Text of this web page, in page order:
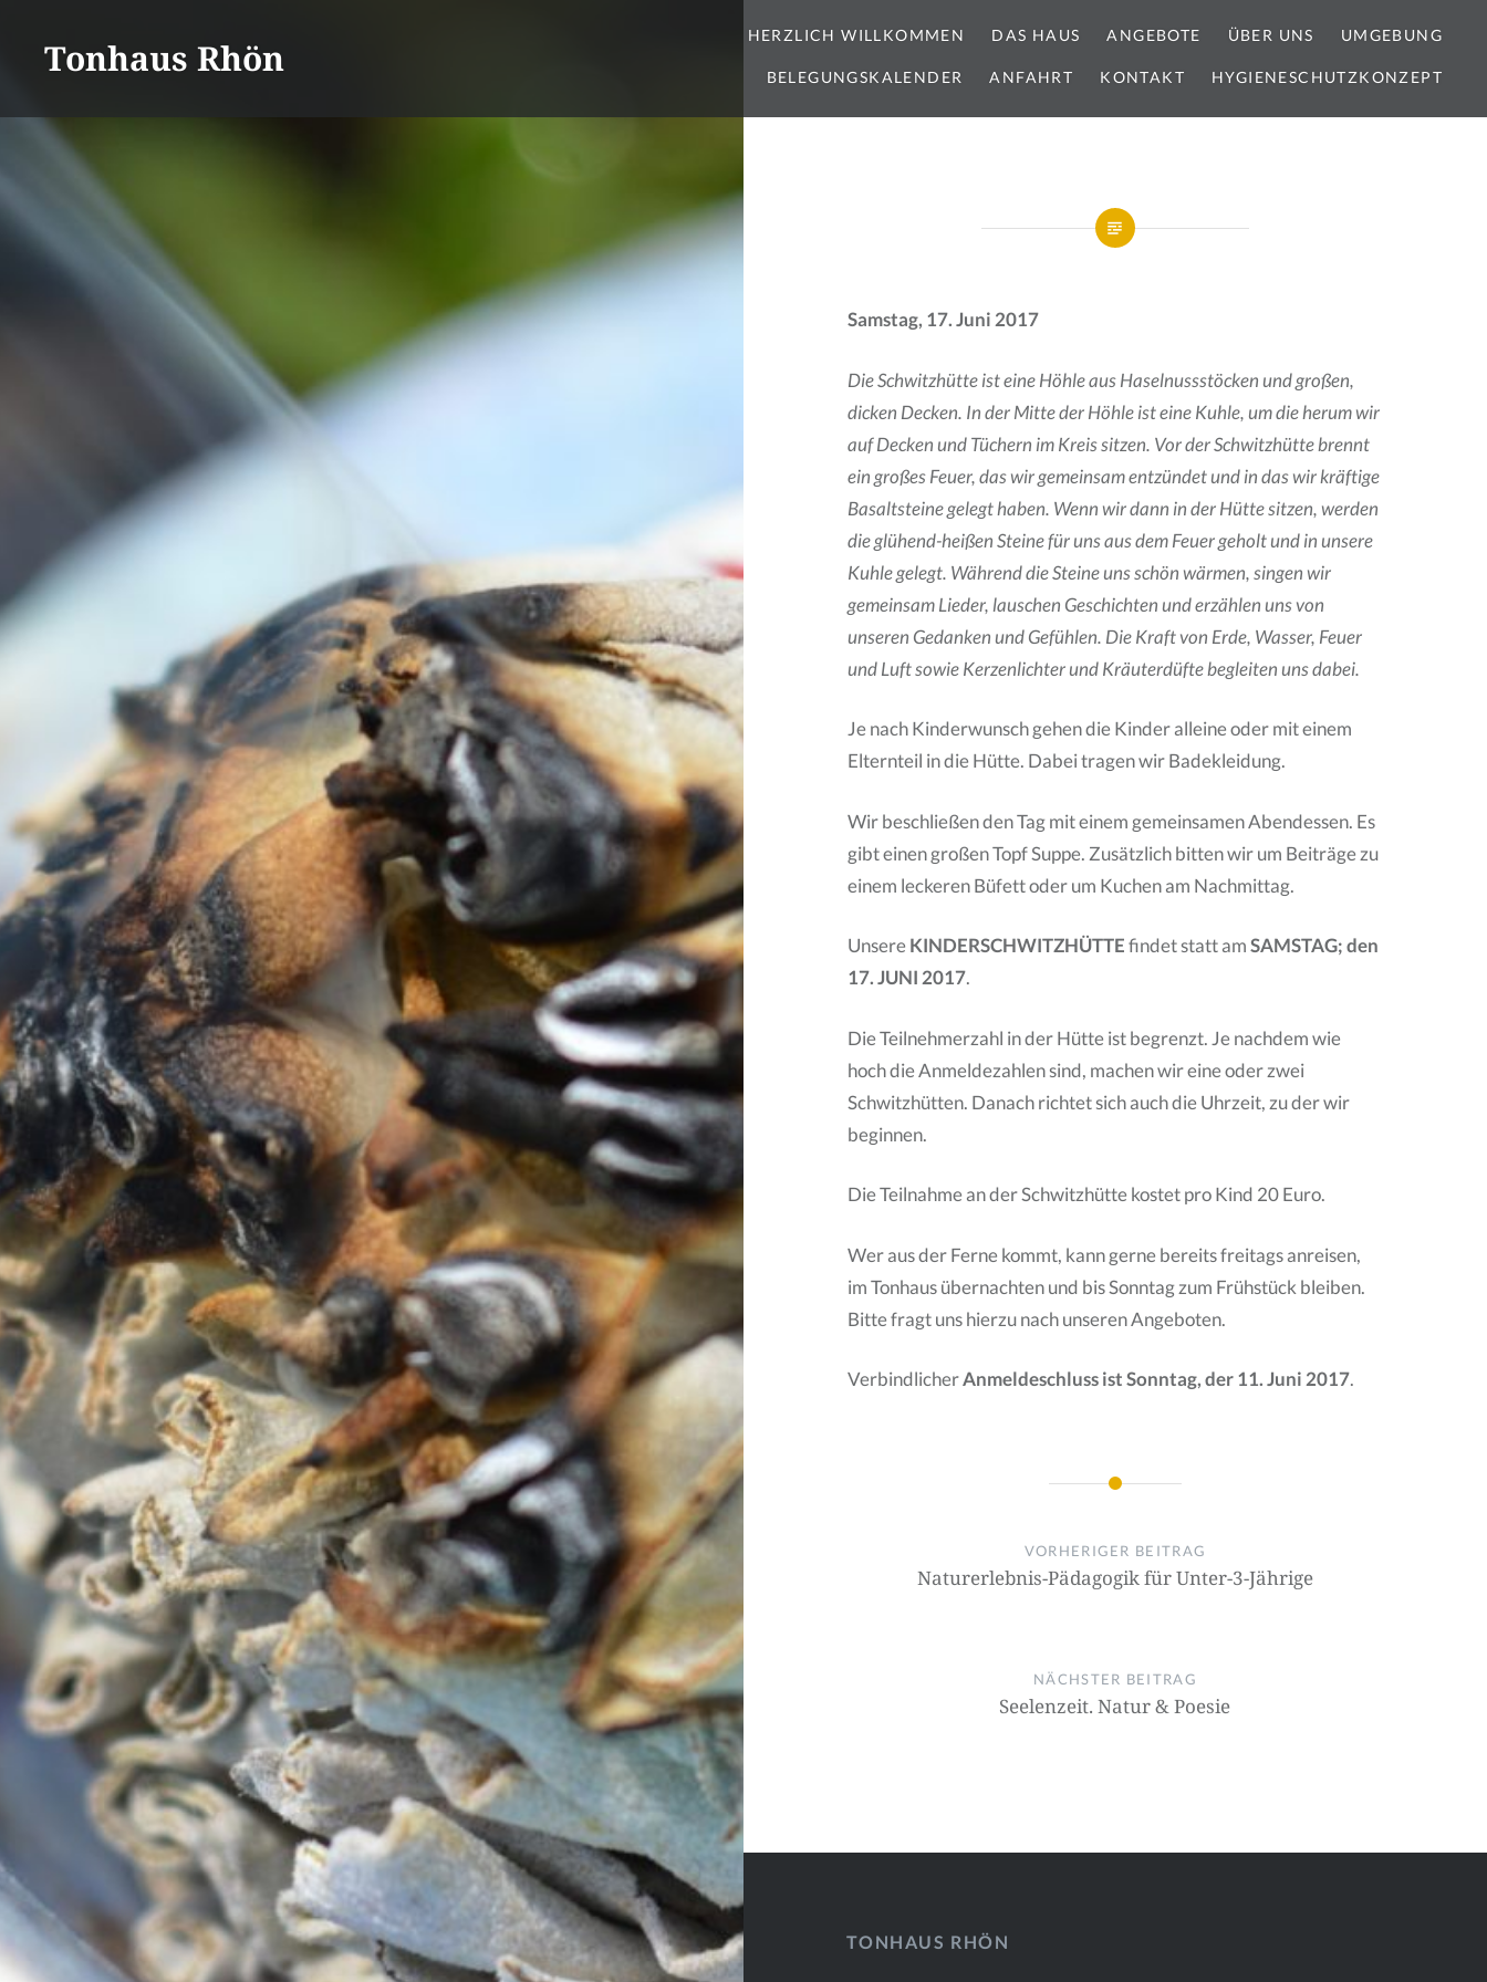
Tonhaus Rhön
HERZLICH WILLKOMMEN DAS HAUS ANGEBOTE ÜBER UNS UMGEBUNG
BELEGUNGSKALENDER ANFAHRT KONTAKT HYGIENESCHUTZKONZEPT
Samstag, 17. Juni 2017
Die Schwitzhütte ist eine Höhle aus Haselnussstöcken und großen,
dicken Decken. In der Mitte der Höhle ist eine Kuhle, um die herum wir
auf Decken und Tüchern im Kreis sitzen. Vor der Schwitzhütte brennt
ein großes Feuer, das wir gemeinsam entzündet und in das wir kräftige
Basaltsteine gelegt haben. Wenn wir dann in der Hütte sitzen, werden
die glühend-heißen Steine für uns aus dem Feuer geholt und in unsere
Kuhle gelegt. Während die Steine uns schön wärmen, singen wir
gemeinsam Lieder, lauschen Geschichten und erzählen uns von
unseren Gedanken und Gefühlen. Die Kraft von Erde, Wasser, Feuer
und Luft sowie Kerzenlichter und Kräuterdüfte begleiten uns dabei.
Je nach Kinderwunsch gehen die Kinder alleine oder mit einem
Elternteil in die Hütte. Dabei tragen wir Badekleidung.
Wir beschließen den Tag mit einem gemeinsamen Abendessen. Es
gibt einen großen Topf Suppe. Zusätzlich bitten wir um Beiträge zu
einem leckeren Büfett oder um Kuchen am Nachmittag.
UnsereKINDERSCHWITZHÜTTEfindet statt amSAMSTAG; den
17. JUNI 2017.
Die Teilnehmerzahl in der Hütte ist begrenzt. Je nachdem wie
hoch die Anmeldezahlen sind, machen wir eine oder zwei
Schwitzhütten. Danach richtet sich auch die Uhrzeit, zu der wir
beginnen.
Die Teilnahme an der Schwitzhütte kostet pro Kind 20 Euro.
Wer aus der Ferne kommt, kann gerne bereits freitags anreisen,
im Tonhaus übernachten und bis Sonntag zum Frühstück bleiben.
Bitte fragt uns hierzu nach unseren Angeboten.
VerbindlicherAnmeldeschluss ist Sonntag, der 11. Juni 2017.
Beitragsnavigation
VORHERIGER BEITRAG
Naturerlebnis-Pädagogik für Unter-3-Jährige
NÄCHSTER BEITRAG
Seelenzeit. Natur & Poesie
TONHAUS RHÖN